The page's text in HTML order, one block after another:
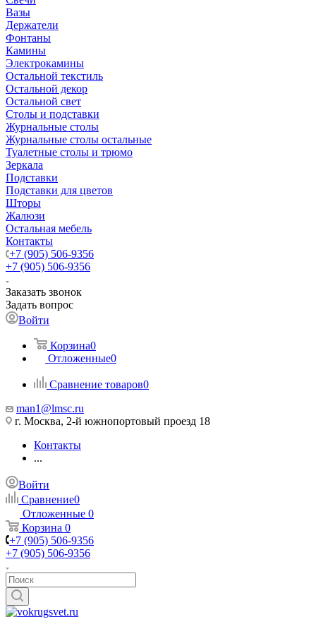
Вазы
Держатели
Фонтаны
Камины
Электрокамины
Остальной текстиль
Остальной декор
Остальной свет
Столы и подставки
Журнальные столы
Журнальные столы остальные
Туалетные столы и трюмо
Зеркала
Подставки
Подставки для цветов
Шторы
Жалюзи
Остальная мебель
Контакты
+7 (905) 506-9356
+7 (905) 506-9356
Заказать звонок
Задать вопрос
Войти
Корзина0
Отложенные0
Сравнение товаров0
man1@lmsc.ru
г. Москва, 2-й южнопортовый проезд 18
Контакты
...
Войти
Сравнение0
Отложенные 0
Корзина 0
+7 (905) 506-9356
+7 (905) 506-9356